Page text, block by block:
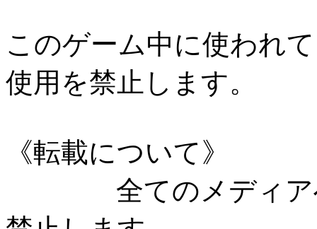
このゲーム中に使われ
使用を禁止します。
《転載について》
全てのメディアへ